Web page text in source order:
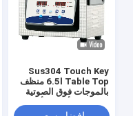
Sus304 Touch Key
6.5l Table Top منظف
بالموجات فوق الصوتية